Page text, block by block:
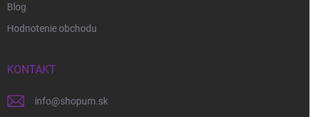
Blog
Hodnotenie obchodu
KONTAKT
info@shopum.sk